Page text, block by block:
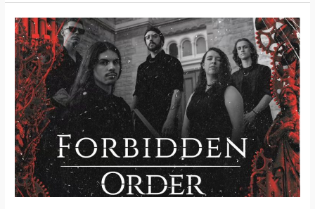
Forbidden
Order
–
Découvrez
le
nouvel
EP
« Out
Of
Control »
et